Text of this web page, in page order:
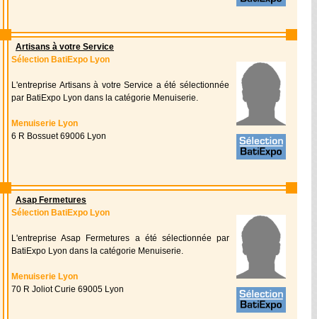
Artisans à votre Service
Sélection BatiExpo Lyon
L'entreprise Artisans à votre Service a été sélectionnée
par BatiExpo Lyon dans la catégorie Menuiserie.
Menuiserie Lyon
6 R Bossuet 69006 Lyon
Asap Fermetures
Sélection BatiExpo Lyon
L'entreprise Asap Fermetures a été sélectionnée par
BatiExpo Lyon dans la catégorie Menuiserie.
Menuiserie Lyon
70 R Joliot Curie 69005 Lyon